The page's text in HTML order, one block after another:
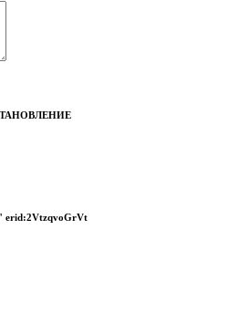
erid:2VtzqvoGrVt